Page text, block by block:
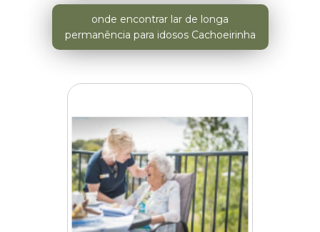
onde encontrar lar de longa
permanência para idosos Cachoeirinha